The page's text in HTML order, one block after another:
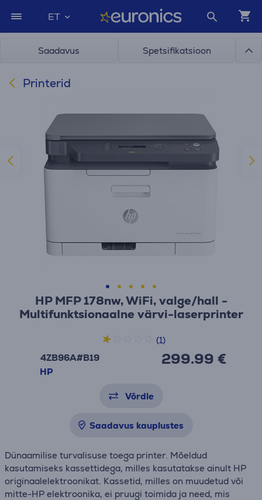
ET
Saadavus Spetsifikatsioon
Printerid
HP MFP 178nw, WiFi, valge/hall -
Multifunktsionaalne värvi-laserprinter
4ZB96A#B19
HP
299.99 €
(1)
Võrdle
Saadavus kauplustes
Dünaamilise turvalisuse toega printer. Mõeldud
kasutamiseks kassettidega, milles kasutatakse ainult HP
originaalelektroonikat. Kassetid, milles on muudetud või
mitte-HP elektroonika, ei pruugi toimida ja need, mis